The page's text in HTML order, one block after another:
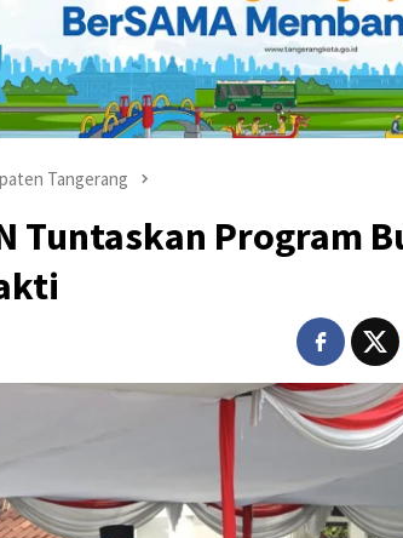
Tangerang
Tuntaskan Program